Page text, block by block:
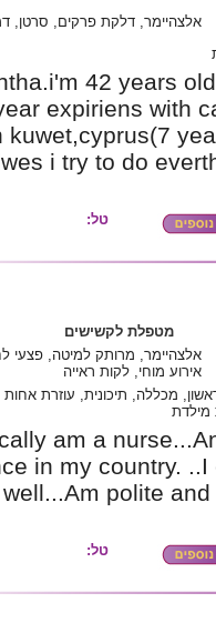
אלצהיימר, דלקת פרקים, סרטן,
42 years
expiriens with
kuwet,cyprus(7
i try to do
טל:
מטפלת לקשישים
אלצהיימר, מרותק למיטה, פצעי
אירוע מוחי, לקות ראייה
מכללה, תיכונית, עוזרת
מילדת
am a
in my country. ..I
polite
טל: